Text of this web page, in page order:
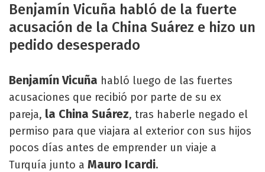
Benjamín Vicuña habló de la fuerte
acusación de la China Suárez e hizo un
pedido desesperado
Benjamín Vicuña habló luego de las fuertes
acusaciones que recibió por parte de su ex
pareja, la China Suárez, tras haberle negado el
permiso para que viajara al exterior con sus hijos
pocos días antes de emprender un viaje a
Turquía junto a Mauro Icardi.